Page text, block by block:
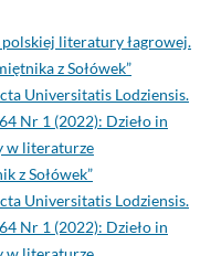
polskiej literatury łagrowej.
z Sołówek”
Universitatis Lodziensis.
Nr 1 (2022): Dzieło in
w literaturze
z Sołówek”
Universitatis Lodziensis.
Nr 1 (2022): Dzieło in